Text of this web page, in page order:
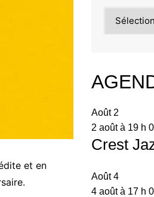
et en
Août 2
2 août à 19 h
Crest
Août4
4 août à 17 h